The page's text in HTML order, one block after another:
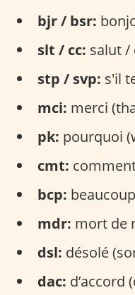
bjr / bsr:
slt / cc: salut /
stp / svp: s'il
mci: merci
pk: pourquoi
cmt:
bcp:
mdr: mort de
dsl: désolé
dac: d’accord